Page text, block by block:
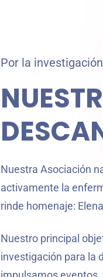
Por la
Nuestra Asociación
activamente la
rinde homenaje:
Nuestro principal
investigación para la